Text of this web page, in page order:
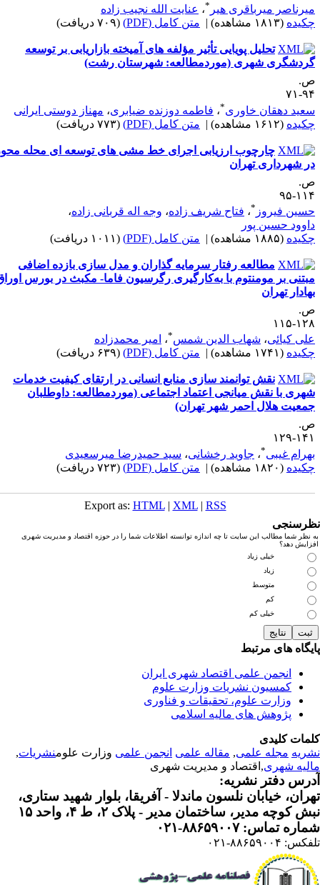
میرباقری هیر
،عنایت الله نجیب زاده
(۱۸۱۳ مشاهده) | متن کامل (PDF) (۷۰۹ دریافت)
تحلیل پویایی تأثیر مؤلفه ‌های آمیخته بازاریابی بر توسعه
شهری (موردمطالعه: شهرستان رشت)
۷۱
دهقان خاوری
،فاطمه دوزنده ضیابری ،مهناز دوستی ایرانی
(۱۶۱۲ مشاهده) | متن کامل (PDF) (۷۷۳ دریافت)
چارچوب ارزیابی اجرای خط ‌مشی ‌های توسعه ‌ای محله‌ محور
شهرداری تهران
۹۵
فیروز *،فتاح شریف ‌زاده،وجه‌ اله قربانی‌ زاده،
حسین‌ پور
(۱۸۸۵ مشاهده) | متن کامل (PDF) (۱۰۱۱ دریافت)
مطالعه رفتار سرمایه ‌گذاران و مدل ‌سازی بازده اضافی
بر مومنتوم با به‌کارگیری رگرسیون فاما- مکبث در بورس اوراق
تهران
۱۱۵
کیائی، شهاب ‌الدین شمس ،امیر محمدزاده
(۱۷۴۱ مشاهده) | متن کامل (PDF) (۶۳۹ دریافت)
نقش توانمند سازی منابع انسانی در ارتقای کیفیت خدمات
با نقش میانجی اعتماد اجتماعی (موردمطالعه: داوطلبان
هلال احمر شهر تهران)
۱۲۹
غیبی ،جاوید رخشانی، سید حمیدرضا میرسعیدی
(۱۸۲۰ مشاهده) | متن کامل (PDF) (۷۲۳ دریافت)
Export as:HTML |XML|RSS
نظر شما مطالب این سایت تا چه اندازه توانسته اطلاعات شما را در حوزه اقتصاد و مدیریت شهری
دهد؟
خیلی زیاد
زیاد
متوسط
خیلی کم
های مرتبط
انجمن علمی اقتصاد شهری ایران
کمسیون نشریات وزارت علوم
وزارت علوم، تحقیقات و فناوری
پژوهش های مالیه اسلامی
کلیدی
مجله علمی, مقاله علمی انجمن علمیوزارت علومنشریات,
شهری ,اقتصاد و مدیریت شهری
دفتر نشریه:
خیابان نلسون ماندلا - آفریقا، بلوار شهید ستاری،
کوچه مدیر، ساختمان مدیر - پلاک ۲، ط ۴، واحد ۱۵
تماس: ۸۸۶۵۹۰۰۷-۰۲۱
۸۸۶۵۹۰۰۴-۰۲۱